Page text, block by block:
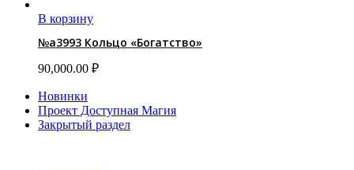
В корзину
№a3993 Кольцо «Богатство»
90,000.00 ₽
Новинки
Проект Доступная Магия
Закрытый раздел